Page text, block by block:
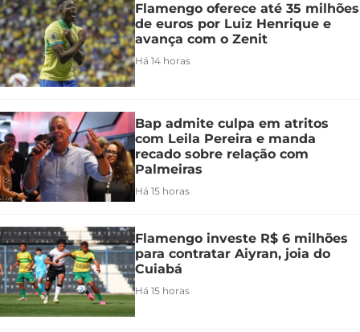
Flamengo oferece até 35 milhões
de euros por Luiz Henrique e
avança com o Zenit
Há 14 horas
Bap admite culpa em atritos
com Leila Pereira e manda
recado sobre relação com
Palmeiras
Há 15 horas
Flamengo investe R$ 6 milhões
para contratar Aiyran, joia do
Cuiabá
Há 15 horas